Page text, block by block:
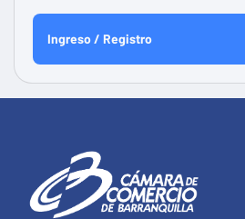
Ingreso / Registro